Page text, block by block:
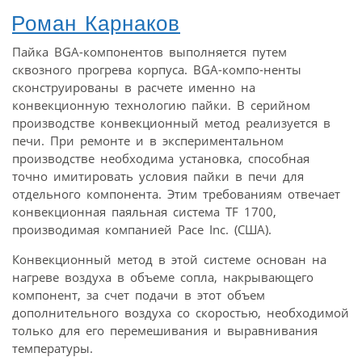
Роман Карнаков
Пайка BGA-компонентов выполняется путем
сквозного прогрева корпуса. BGA-компо-ненты
сконструированы в расчете именно на
конвекционную технологию пайки. В серийном
производстве конвекционный метод реализуется в
печи. При ремонте и в экспериментальном
производстве необходима установка, способная
точно имитировать условия пайки в печи для
отдельного компонента. Этим требованиям отвечает
конвекционная паяльная система TF 1700,
производимая компанией Расе Inc. (США).
Конвекционный метод в этой системе основан на
нагреве воздуха в объеме сопла, накрывающего
компонент, за счет подачи в этот объем
дополнительного воздуха со скоростью, необходимой
только для его перемешивания и выравнивания
температуры.